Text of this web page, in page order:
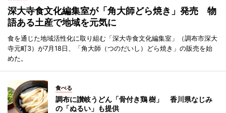
深大寺食文化編集室が「角大師どら焼き」発売 物
語ある土産で地域を元気に
食を通じた地域活性化に取り組む「深大寺食文化編集室」（調布市深大
寺元町3）が7月18日、「角大師（つのだいし）どら焼き」の販売を始
めた。
食べる
調布に讃岐うどん「骨付き鶏 樹」 香川県なじみ
の「ぬるい」も提供